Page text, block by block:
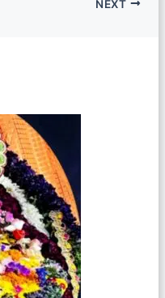
NEXT